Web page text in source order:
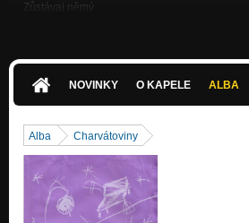
Zůstávaj němý
Úsměv Brendy Walshové (live demo 2019)
Autista mi nakreslil kostrbatý souhvězdí (demo
Nezařazeno
V simulaci (živě z Paranoir kempu 2019)
Nezařazeno
NOVINKY O KAPELE ALBA
Alba Charvátoviny